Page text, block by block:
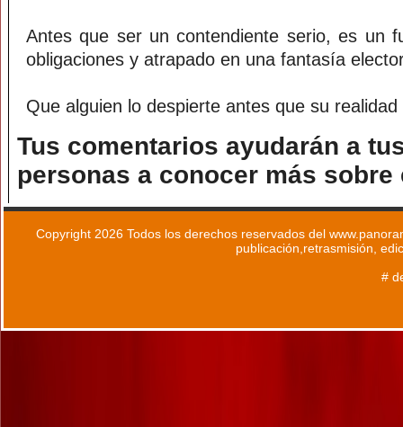
Antes que ser un contendiente serio, es un
obligaciones y atrapado en una fantasía
Que alguien lo despierte antes que su
Tus comentarios ayudarán a
personas a conocer más sobre
Copyright 2026 Todos los derechos reservados del
publicación,retrasmisión,
#